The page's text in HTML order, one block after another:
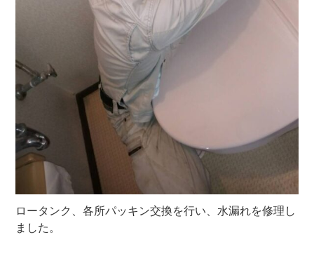
ロータンク、各所パッキン交換を行い、水漏れを修理し
ました。